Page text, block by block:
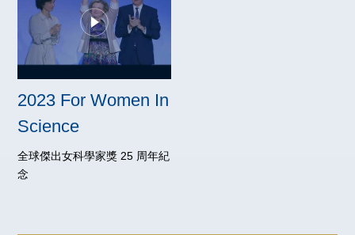
2023 For Women In
Science
全球傑出女科學家獎 25 周年紀
念